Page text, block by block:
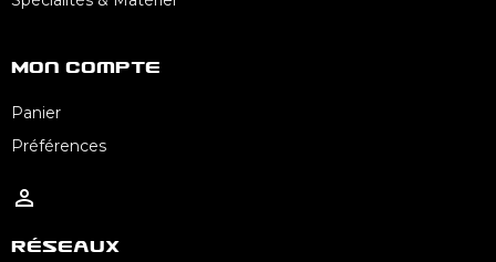
Mon Compte
Panier
Préférences

Réseaux